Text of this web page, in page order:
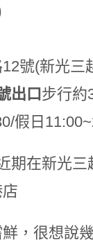
號(新光三
出口步行約
假日
期在新光
，很想說